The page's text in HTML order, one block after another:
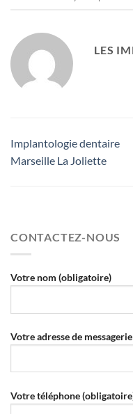
LES
Implantologie dentaire
Marseille La Joliette
CONTACTEZ-NOUS
Votre nom (obligatoire)
Votre adresse de
Votre téléphone